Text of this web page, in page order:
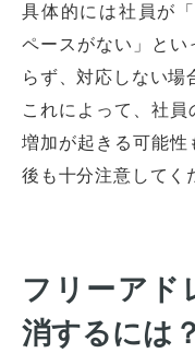
具体的には社員が
ペースがない」と
らず、対応しない場
これによって、社
増加が起きる可能
後も十分注意してく
フリーアド
消するには？